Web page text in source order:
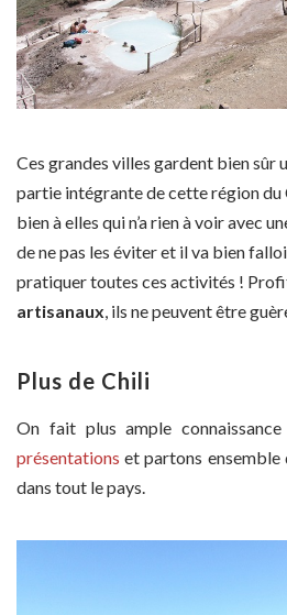
Ces grandes villes gardent bien sûr
partie intégrante de cette région du
bien à elles qui n’a rien à voir avec
de ne pas les éviter et il va bien
pratiquer toutes ces activités !
artisanaux, ils ne peuvent être
Plus de Chili
On fait plus ample connaissance
présentations et partons ensemble
dans tout le pays.